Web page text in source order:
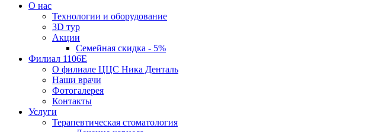
О нас
Технологии и оборудование
3D тур
Акции
Семейная скидка - 5%
Филиал 1106Е
О филиале ЦЦС Ника Денталь
Наши врачи
Фотогалерея
Контакты
Услуги
Терапевтическая стоматология